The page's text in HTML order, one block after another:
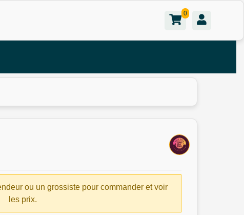
0
ou un grossiste pour commander et voir
les prix.